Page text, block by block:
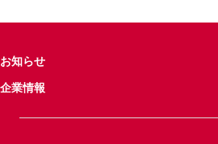
お知らせ
企業情報